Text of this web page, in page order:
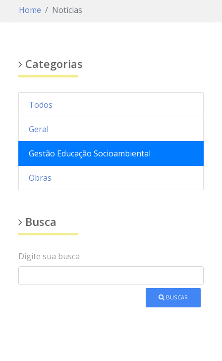
Home Notícias
Categorias
Todos
Geral
Gestão Educação Socioambiental
Obras
Busca
Digite sua busca
BUSCAR